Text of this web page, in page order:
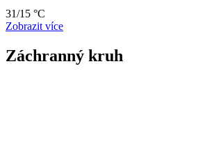
31/15 °C
Zobrazit více
Záchranný kruh